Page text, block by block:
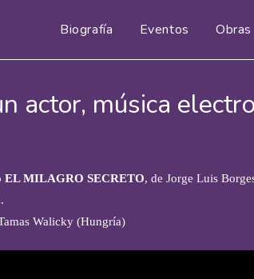
Biografía Eventos Obras
actor, música
EL MILAGRO SECRETO, de Jorge Luis
Walicky (Hungría)